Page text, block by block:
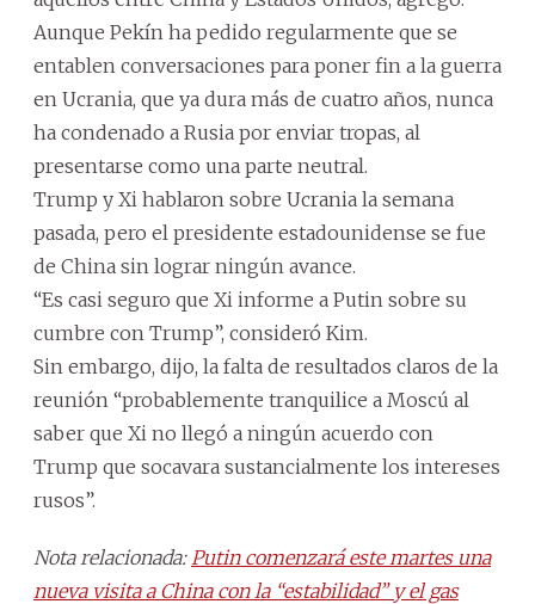
Aunque Pekín ha pedido regularmente que se
entablen conversaciones para poner fin a la guerra
en Ucrania, que ya dura más de cuatro años, nunca
ha condenado a Rusia por enviar tropas, al
presentarse como una parte neutral.
Trump y Xi hablaron sobre Ucrania la semana
pasada, pero el presidente estadounidense se fue
de China sin lograr ningún avance.
“Es casi seguro que Xi informe a Putin sobre su
cumbre con Trump”, consideró Kim.
Sin embargo, dijo, la falta de resultados claros de la
reunión “probablemente tranquilice a Moscú al
saber que Xi no llegó a ningún acuerdo con
Trump que socavara sustancialmente los intereses
rusos”.
Nota relacionada: Putin comenzará este martes una
nueva visita a China con la “estabilidad” y el gas